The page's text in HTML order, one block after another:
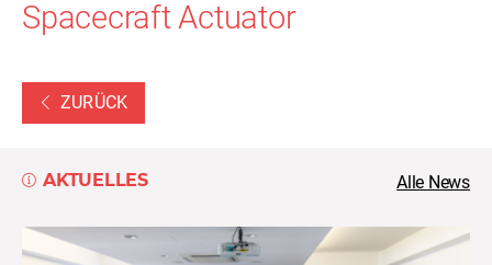
Spacecraft Actuator
ZURÜCK
AKTUELLES Alle News